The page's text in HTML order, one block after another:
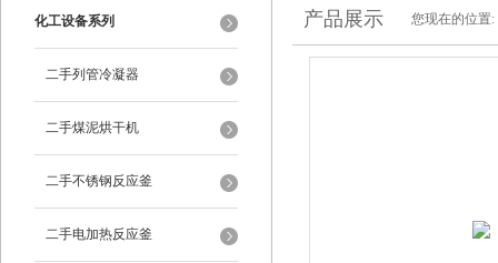
化工设备系列
二手列管冷凝器
二手煤泥烘干机
二手不锈钢反应釜
二手电加热反应釜
产品展示 您现在的位置: